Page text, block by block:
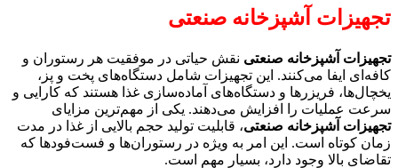
تجهیزات آشپزخانه صنعتی
تجهیزات آشپزخانه صنعتی نقش حیاتی در موفقیت هر رستوران و
کافه‌ای ایفا می‌کنند. این تجهیزات شامل دستگاه‌های پخت و پز،
یخچال‌ها، فریزرها و دستگاه‌های آماده‌سازی غذا هستند که کارایی و
سرعت عملیات را افزایش می‌دهند. یکی از مهم‌ترین مزایای
تجهیزات آشپزخانه صنعتی، قابلیت تولید حجم بالایی از غذا در مدت
زمان کوتاه است. این امر به ویژه در رستوران‌ها و فست‌فودها که
تقاضای بالا وجود دارد، بسیار مهم است.